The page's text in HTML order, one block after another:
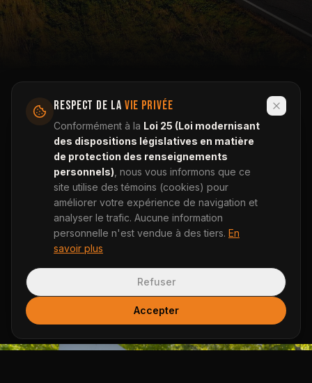
2001–2020
NOTRE DEVISE
—PROTÉGER
CRÉATION DE PREUVRES
RESPECT DE LA VIE PRIVÉE
Conformément à la Loi 25 (Loi modernisant
des dispositions législatives en matière
de protection des renseignements
personnels) , nous vous informons que ce
site utilise des témoins (cookies) pour
améliorer votre expérience de navigation et
analyser le trafic. Aucune information
personnelle n'est vendue à des tiers. En
savoir plus
Refuser
Accepter